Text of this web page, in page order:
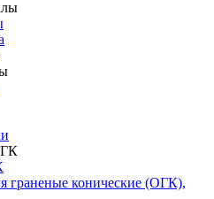
граненые конические (ОГК),